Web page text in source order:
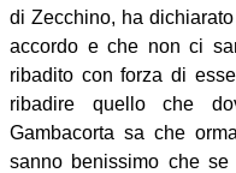
di Zecchino, ha
accordo e che non ci
ribadito con forza di
ribadire quello che
Gambacorta sa che
sanno benissimo che